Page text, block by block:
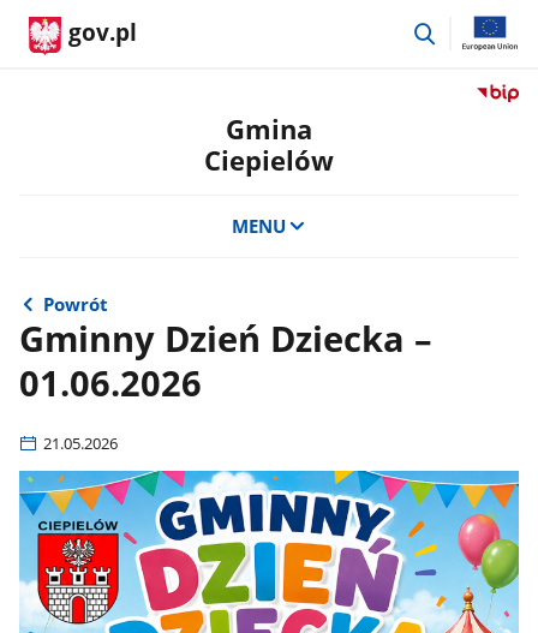
gov.pl
przejdź
Przejdź
Gmina
Ciepielów
MENU
Powrót
Gminny Dzień Dziecka –
01.06.2026
21.05.2026